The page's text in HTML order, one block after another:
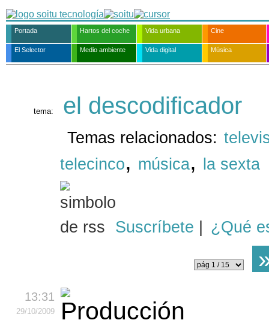
Portada Hartos del coche Vida urbana Cine
El Selector Medio ambiente Vida digital Música
tema: el descodificador
Temas relacionados:
telecinco, música, la sexta
Suscríbete ¿Qué
13:31
29/10/2009